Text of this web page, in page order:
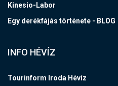
Kinesio-Labor
Egy derékfájás története - BLOG
INFO HÉVÍZ
Tourinform Iroda Hévíz